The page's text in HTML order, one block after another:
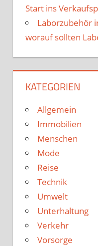
Start ins
Laborzubehör
worauf sollten
KATEGORIEN
Allgemein
Immobilien
Menschen
Mode
Reise
Technik
Umwelt
Unterhaltung
Verkehr
Vorsorge